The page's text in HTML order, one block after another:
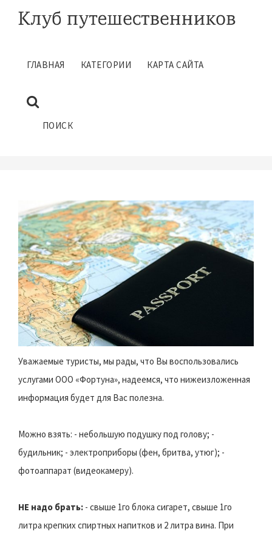
ГЛАВНАЯ КАТЕГОРИИ КАРТА САЙТА
ПОИСК
ПАМЯТКА ТУРИСТА
Уважаемые туристы, мы рады, что Вы воспользовались
услугами ООО «Фортуна», надеемся, что нижеизложенная
информация будет для Вас полезна.
Можно взять: - небольшую подушку под голову; -
будильник; - электроприборы (фен, бритва, утюг); -
фотоаппарат (видеокамеру).
НЕ надо брать: - свыше 1го блока сигарет, свыше 1го
литра крепких спиртных напитков и 2 литра вина. При